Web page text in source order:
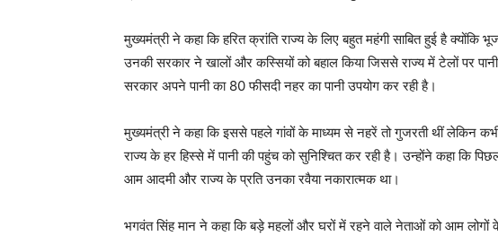
मुख्यमंत्री ने कहा कि हरित क्रांति राज्य के लिए बहुत महंगी साबित हुई है
उनकी सरकार ने खालों और कस्सियों को बहाल किया जिससे राज्य में टेलों पर
सरकार अपने पानी का 80 फीसदी नहर का पानी उपयोग कर रही है।
मुख्यमंत्री ने कहा कि इससे पहले गांवों के माध्यम से नहरें तो गुजरती थीं लेकिन
राज्य के हर हिस्से में पानी की पहुंच को सुनिश्चित कर रही है। उन्होंने कहा कि
आम आदमी और राज्य के प्रति उनका रवैया नकारात्मक था।
भगवंत सिंह मान ने कहा कि बड़े महलों और घरों में रहने वाले नेताओं को आम लोगों